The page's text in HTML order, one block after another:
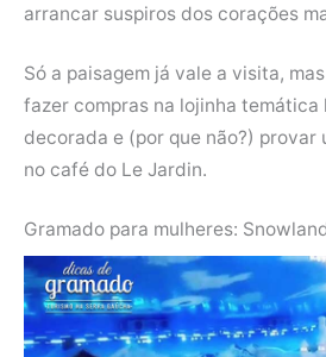
arrancar suspiros dos corações
Só a paisagem já vale a visita,
fazer compras na lojinha temática
decorada e (por que não?) provar
no café do Le Jardin.
Gramado para mulheres: